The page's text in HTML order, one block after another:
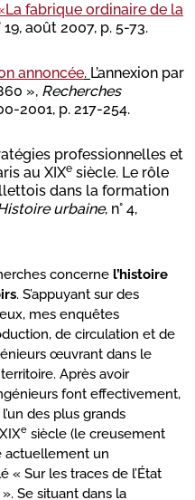
fabrique ordinaire de la
19, août 2007, p. 5-73.
annoncée. L’annexion par
», Recherches
2001, p. 217-254.
professionnelles et
au XIXe siècle. Le rôle
dans la formation
urbaine, n° 4,
concerne l’histoire
. S’appuyant sur des
mes enquêtes
de circulation et de
œuvrant dans le
Après avoir
font effectivement,
des plus grands
e siècle (le creusement
actuellement un
« Sur les traces de l’État
Se situant dans la